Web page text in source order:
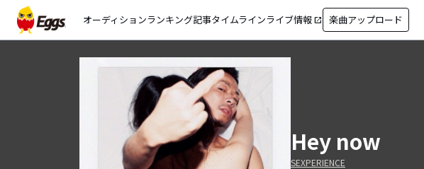
オーディションランキング記事タイムラインライブ情報 open_in_new 楽曲アップロード
Hey now
SEXPERIENCE